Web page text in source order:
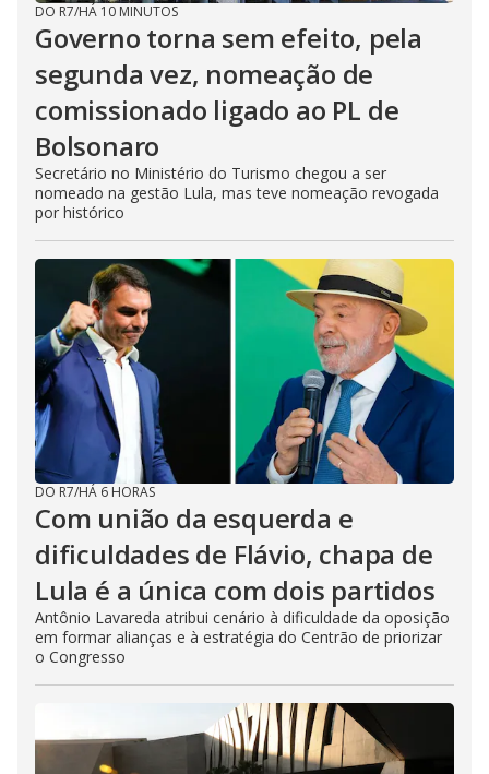
DO R7/HÁ 10 MINUTOS
Governo torna sem efeito, pela
segunda vez, nomeação de
comissionado ligado ao PL de
Bolsonaro
Secretário no Ministério do Turismo chegou a ser
nomeado na gestão Lula, mas teve nomeação revogada
por histórico
DO R7/HÁ 6 HORAS
Com união da esquerda e
dificuldades de Flávio, chapa de
Lula é a única com dois partidos
Antônio Lavareda atribui cenário à dificuldade da oposição
em formar alianças e à estratégia do Centrão de priorizar
o Congresso